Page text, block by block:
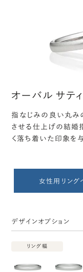
オーバル サテ
指なじみの良い丸み
させる仕上げの結婚
く落ち着いた印象を与
女性用リング
デザインオプション
リング幅